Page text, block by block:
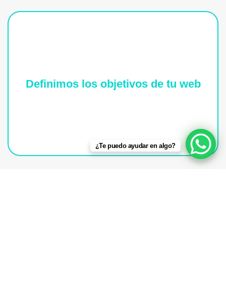
Definimos los objetivos de tu web
¿Te puedo ayudar en algo?